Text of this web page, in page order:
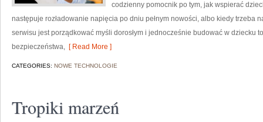
codzienny pomocnik po tym, jak wspierać
następuje rozładowanie napięcia po dniu pełnym nowości, albo kiedy trzeba
serwisu jest porządkować myśli dorosłym i jednocześnie budować w dziecku
bezpieczeństwa, [ Read More ]
CATEGORIES: NOWE TECHNOLOGIE
Tropiki marzeń